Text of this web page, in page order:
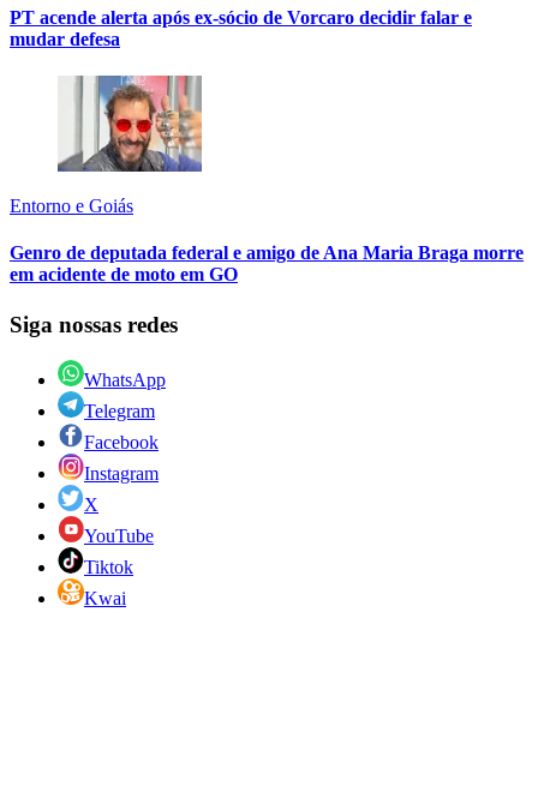
PT acende alerta após ex-sócio de Vorcaro decidir falar e
mudar defesa
Entorno e Goiás
Genro de deputada federal e amigo de Ana Maria Braga morre
em acidente de moto em GO
Siga nossas redes
WhatsApp
Telegram
Facebook
Instagram
X
YouTube
Tiktok
Kwai